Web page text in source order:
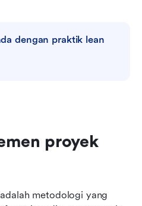
dengan praktik lean
proyek
adalah metodologi yang